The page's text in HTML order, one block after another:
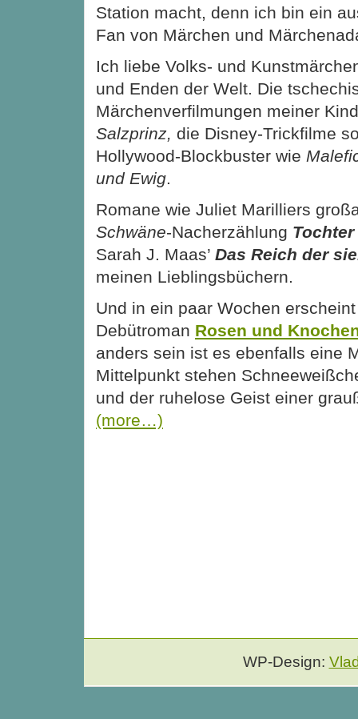
Station macht, denn ich bin ein
Fan von Märchen und
Ich liebe Volks- und
und Enden der Welt. Die
Märchenverfilmungen meiner
Salzprinz, die Disney-Trickfilme
Hollywood-Blockbuster wie
und Ewig.
Romane wie Juliet Marilliers
Schwäne-Nacherzählung
Sarah J. Maas’ Das Reich der
meinen Lieblingsbüchern.
Und in ein paar Wochen
Debütroman Rosen und
anders sein ist es ebenfalls eine
Mittelpunkt stehen
und der ruhelose Geist einer
(more…)
WP-Design: